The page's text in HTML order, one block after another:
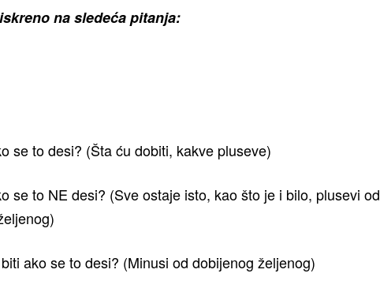
na sledeća pitanja:
se to desi? (Šta ću dobiti, kakve pluseve)
se to NE desi? (Sve ostaje isto, kao što je i bilo, plusevi od
ako se to desi? (Minusi od dobijenog željenog)